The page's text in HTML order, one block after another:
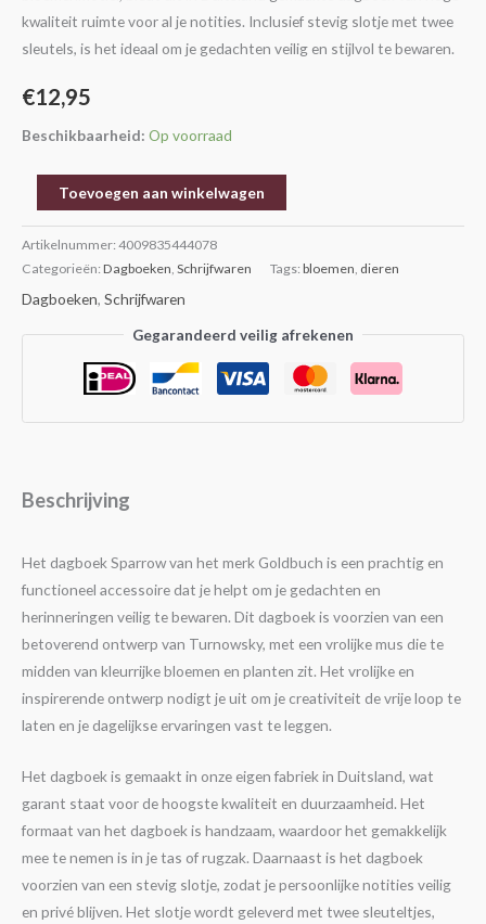
kwaliteit ruimte voor al je notities. Inclusief stevig slotje met twee
sleutels, is het ideaal om je gedachten veilig en stijlvol te bewaren.
€12,95
Beschikbaarheid: Op voorraad
Toevoegen aan winkelwagen
Artikelnummer: 4009835444078
Categorieën: Dagboeken, Schrijfwaren Tags: bloemen, dieren
Dagboeken, Schrijfwaren
Gegarandeerd veilig afrekenen
Beschrijving
Het dagboek Sparrow van het merk Goldbuch is een prachtig en
functioneel accessoire dat je helpt om je gedachten en
herinneringen veilig te bewaren. Dit dagboek is voorzien van een
betoverend ontwerp van Turnowsky, met een vrolijke mus die te
midden van kleurrijke bloemen en planten zit. Het vrolijke en
inspirerende ontwerp nodigt je uit om je creativiteit de vrije loop te
laten en je dagelijkse ervaringen vast te leggen.
Het dagboek is gemaakt in onze eigen fabriek in Duitsland, wat
garant staat voor de hoogste kwaliteit en duurzaamheid. Het
formaat van het dagboek is handzaam, waardoor het gemakkelijk
mee te nemen is in je tas of rugzak. Daarnaast is het dagboek
voorzien van een stevig slotje, zodat je persoonlijke notities veilig
en privé blijven. Het slotje wordt geleverd met twee sleuteltjes,